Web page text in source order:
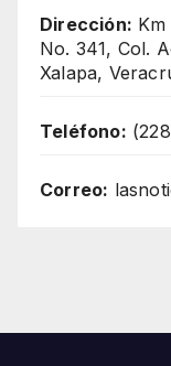
Dirección:
No. 341, Col.
Xalapa,
Teléfono:
Correo: